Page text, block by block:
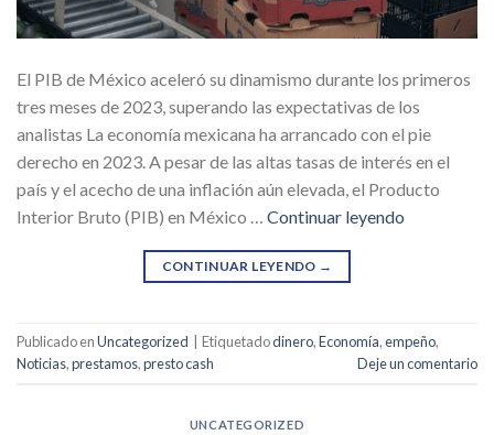
El PIB de México aceleró su dinamismo durante los primeros
tres meses de 2023, superando las expectativas de los
analistas La economía mexicana ha arrancado con el pie
derecho en 2023. A pesar de las altas tasas de interés en el
país y el acecho de una inflación aún elevada, el Producto
Interior Bruto (PIB) en México … Continuar leyendo
CONTINUAR LEYENDO →
Publicado enUncategorized Etiquetadodinero,Economía,empeño,
Noticias,prestamos,presto cash Deje un comentario
UNCATEGORIZED